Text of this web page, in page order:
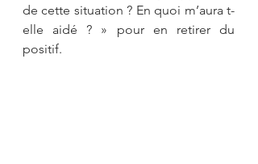
de cette situation ? En quoi m’aura t-
elle aidé ? » pour en retirer du
positif.